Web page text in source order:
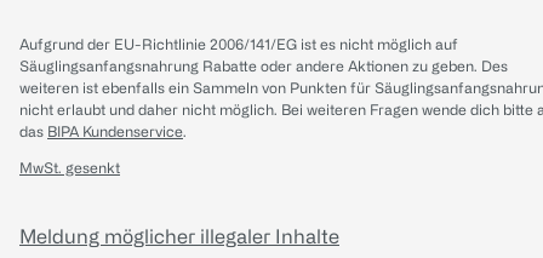
Aufgrund der EU-Richtlinie 2006/141/EG ist es nicht möglich auf
Säuglingsanfangsnahrung Rabatte oder andere Aktionen zu geben. Des
weiteren ist ebenfalls ein Sammeln von Punkten für
nicht erlaubt und daher nicht möglich. Bei weiteren Fragen wende dich bitte
das BIPA Kundenservice.
MwSt. gesenkt
Meldung möglicher illegaler Inhalte